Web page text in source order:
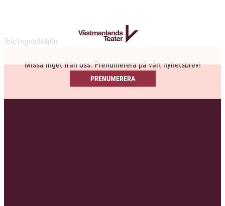
5rlc1ngebdk4j0n
Missa inget från oss. Prenumerera på vårt nyhetsbrev!
PRENUMERERA